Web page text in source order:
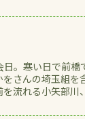
。寒い日で前
さんの埼玉組
流れる小矢部川